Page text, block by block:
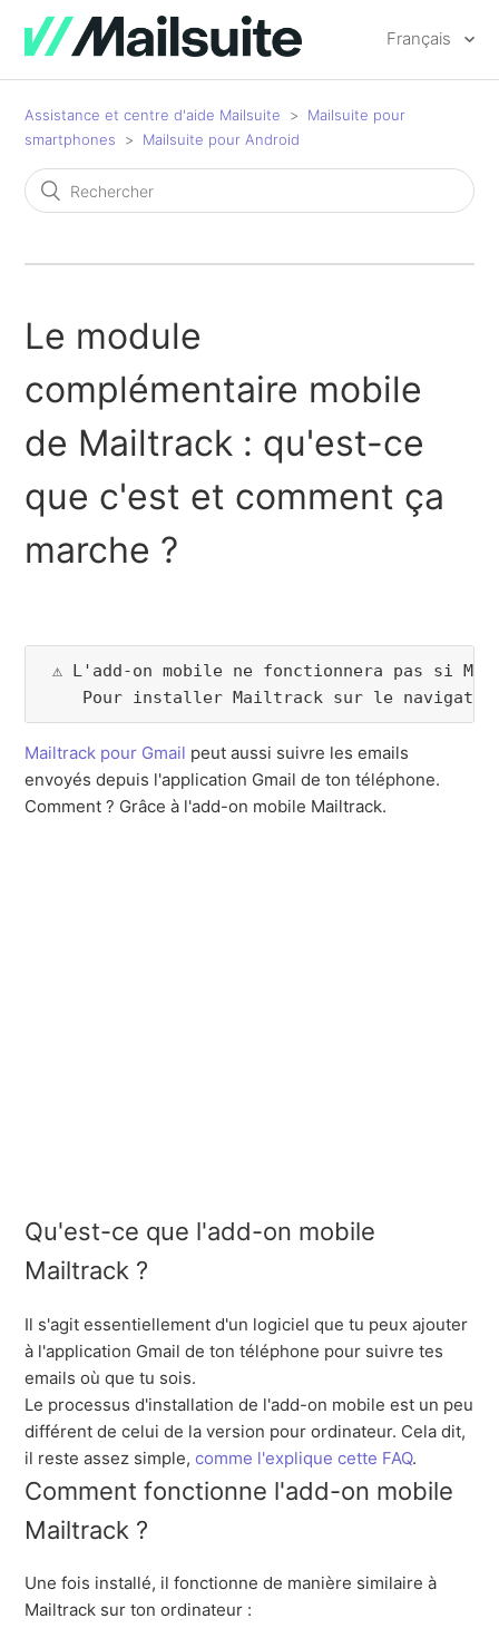
Français
Assistance et centre d'aide Mailsuite
Mailsuite pour
smartphones
Mailsuite pour Android
Le module
complémentaire mobile
de Mailtrack : qu'est-ce
que c'est et comment ça
marche ?
⚠️ L'add-on mobile ne fonctionnera pas si
Pour installer Mailtrack sur le
Mailtrack pour Gmail peut aussi suivre les emails
envoyés depuis l'application Gmail de ton téléphone.
Comment ? Grâce à l'add-on mobile Mailtrack.
Qu'est-ce que l'add-on mobile
Mailtrack ?
Il s'agit essentiellement d'un logiciel que tu peux ajouter
à l'application Gmail de ton téléphone pour suivre tes
emails où que tu sois.
Le processus d'installation de l'add-on mobile est un peu
différent de celui de la version pour ordinateur. Cela dit,
il reste assez simple,comme l'explique cette FAQ.
Comment fonctionne l'add-on mobile
Mailtrack ?
Une fois installé, il fonctionne de manière similaire à
Mailtrack sur ton ordinateur :